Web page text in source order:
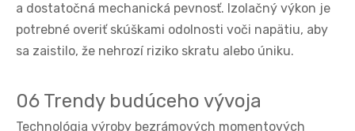
a dostatočná mechanická pevnosť. Izolačný výkon je
potrebné overiť skúškami odolnosti voči napätiu, aby
sa zaistilo, že nehrozí riziko skratu alebo úniku.
06 Trendy budúceho vývoja
Technológia výroby bezrámových momentových